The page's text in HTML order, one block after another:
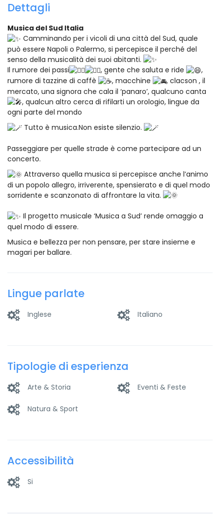
Dettagli
Musica del Sud Italia
Camminando per i vicoli di una città del Sud, quale
può essere Napoli o Palermo, si percepisce il perché del
senso della musicalità dei suoi abitanti.
Il rumore dei passi
, gente che saluta e ride
,
rumore di tazzine di caffè
, macchine
, clacson , il
mercato, una signora che cala il ‘panaro’, qualcuno canta
, qualcun altro cerca di rifilarti un orologio, lingue da
ogni parte del mondo
Tutto è musica.Non esiste silenzio.
Passeggiare per quelle strade è come partecipare ad un
concerto.
Attraverso quella musica si percepisce anche l’animo
di un popolo allegro, irriverente, spensierato e di quel modo
sorridente e scanzonato di affrontare la vita.
Il progetto musicale ‘Musica a Sud’ rende omaggio a
quel modo di essere.
Musica e bellezza per non pensare, per stare insieme e
magari per ballare.
Lingue parlate
Inglese Italiano
Tipologie di esperienza
Arte & Storia Eventi & Feste
Natura & Sport
Accessibilità
Si